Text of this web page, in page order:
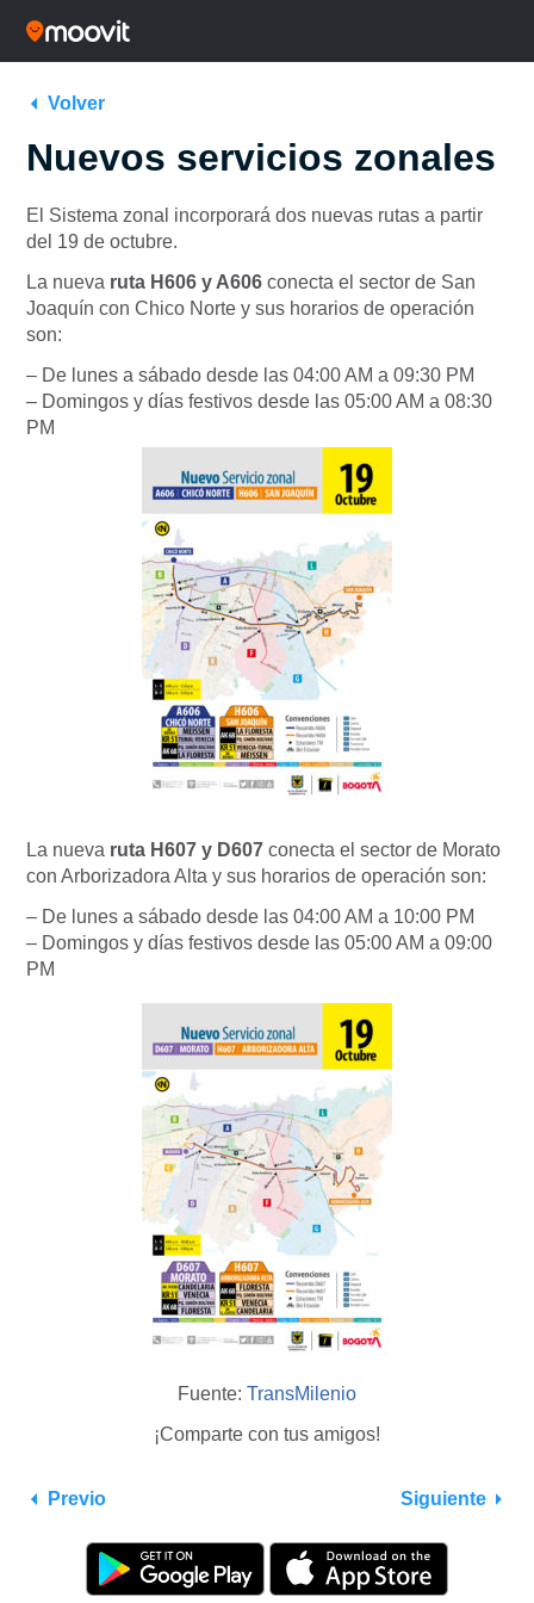
Volver
Nuevos servicios zonales
El Sistema zonal incorporará dos nuevas rutas a partir
del 19 de octubre.
La nueva ruta H606 y A606 conecta el sector de San
Joaquín con Chico Norte y sus horarios de operación
son:
– De lunes a sábado desde las 04:00 AM a 09:30 PM
– Domingos y días festivos desde las 05:00 AM a 08:30
PM
La nueva ruta H607 y D607 conecta el sector de Morato
con Arborizadora Alta y sus horarios de operación son:
– De lunes a sábado desde las 04:00 AM a 10:00 PM
– Domingos y días festivos desde las 05:00 AM a 09:00
PM
Fuente: TransMilenio
¡Comparte con tus amigos!
Previo Siguiente